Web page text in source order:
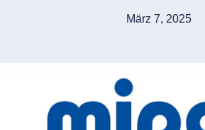
März 7, 2025